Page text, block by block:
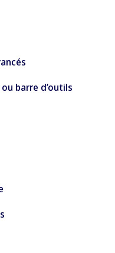
barre d’outils